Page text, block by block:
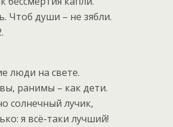
Чтоб души – не зябли.
люди на свете.
ранимы – как дети.
солнечный лучик,
я всё-таки лучший!